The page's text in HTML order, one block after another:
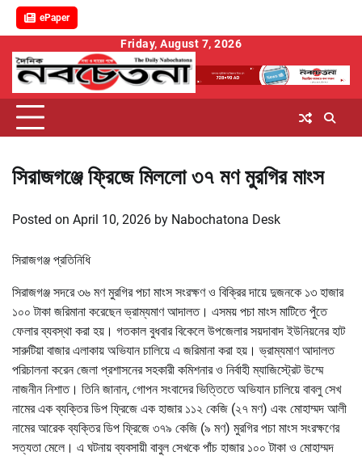
ePaper
content
Friday, August 7, 2026
সিরাজগঞ্জে ফ্রিজে মিললো ৩৭ মণ মুরগির মাংস
Posted on April 10, 2026 by Nabochatona Desk
সিরাজগঞ্জ প্রতিনিধি
সিরাজগঞ্জ সদরে ৩৬ মণ মুরগির পচা মাংস সংরক্ষণ ও বিক্রির দায়ে দুজনকে ১৩ হাজার
১০০ টাকা জরিমানা করেছেন ভ্রাম্যমাণ আদালত। এসময় পচা মাংস মাটিতে পুঁতে
ফেলার ব্যবস্থা করা হয়। গতকাল বুধবার বিকেলে উপজেলার সয়দাবাদ ইউনিয়নের হাট
সারুটিয়া বাজার এলাকায় অভিযান চালিয়ে এ জরিমানা করা হয়। ভ্রাম্যমাণ আদালত
পরিচালনা করেন জেলা প্রশাসনের সহকারী কমিশনার ও নির্বাহী ম্যাজিস্ট্রেট উম্মে
নাজনীন নিশাত। তিনি জানান, গোপন সংবাদের ভিত্তিতে অভিযান চালিয়ে বাবলু সেখ
নামের এক ব্যক্তির ডিপ ফ্রিজে এক হাজার ১১২ কেজি (২৭ মণ) এবং মোহাম্মদ আলী
নামের আরেক ব্যক্তির ডিপ ফ্রিজে ৩৭৯ কেজি (৯ মণ) মুরগির পচা মাংস সংরক্ষণের
সত্যতা মেলে। এ ঘটনায় ব্যবসায়ী বাবুল সেখকে পাঁচ হাজার ১০০ টাকা ও মোহাম্মদ